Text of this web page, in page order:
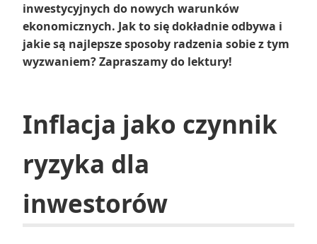
inwestycyjnych do nowych warunków
ekonomicznych. Jak to się dokładnie odbywa i
jakie są najlepsze sposoby radzenia sobie z tym
wyzwaniem? Zapraszamy do lektury!
Inflacja jako czynnik
ryzyka dla
inwestorów